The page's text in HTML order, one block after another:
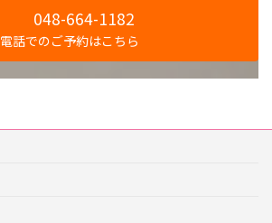
048-664-1182
電話でのご予約はこちら